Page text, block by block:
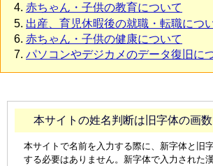
赤ちゃん・子供の教育について
出産、育児休暇後の就職・転職につ
赤ちゃん・子供の健康について
パソコンやデジカメのデータ復旧に
本サイトの姓名判断は旧字体の画
本サイトで名前を入力する際に、新字体と旧
する必要はありません。新字体で入力された